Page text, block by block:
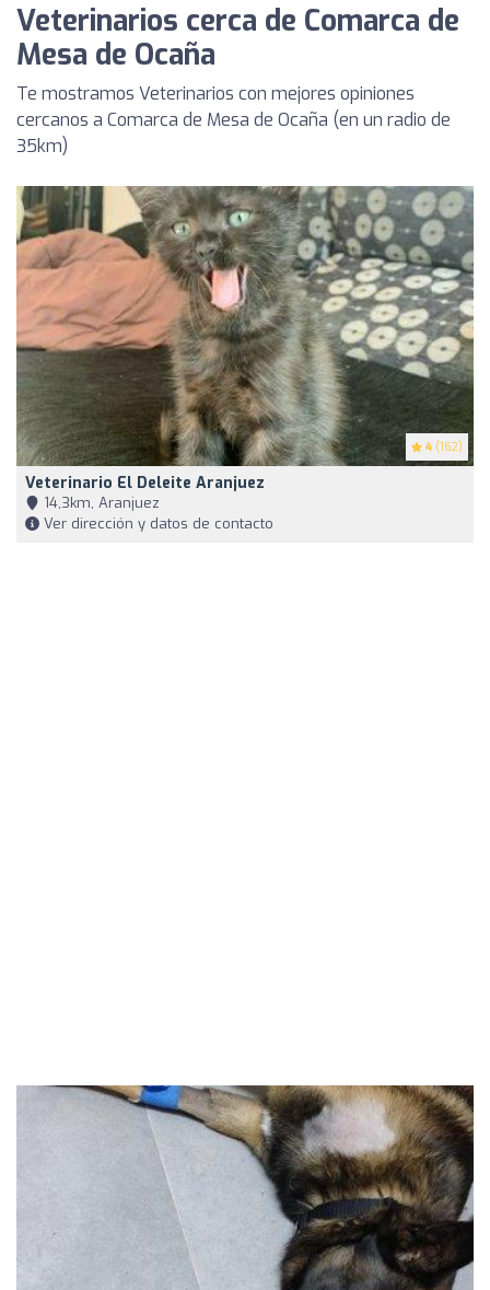
Veterinarios cerca de Comarca de
Mesa de Ocaña
Te mostramos Veterinarios con mejores opiniones
cercanos a Comarca de Mesa de Ocaña (en un radio de
35km)
4 (162)
Veterinario El Deleite Aranjuez
14,3km, Aranjuez
Ver dirección y datos de contacto